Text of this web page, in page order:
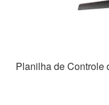
Planilha de Controle